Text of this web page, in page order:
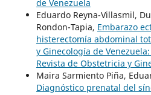
de Venezuela
Eduardo Reyna-Villasmil,
Rondon-Tapia, Embarazo
histerectomía abdominal
y Ginecología de
Revista de Obstetricia y
Maira Sarmiento Piña,
Diagnóstico prenatal del